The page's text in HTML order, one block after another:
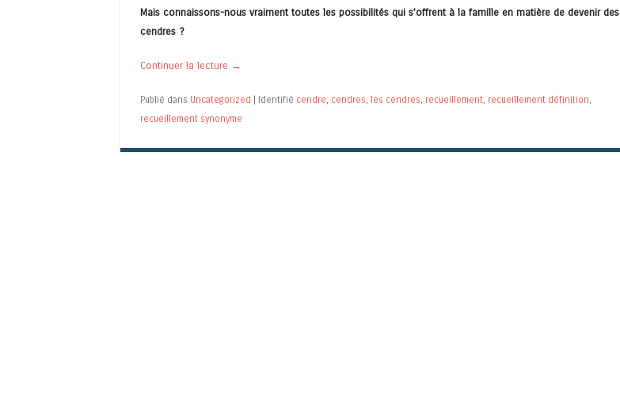
Mais connaissons-nous vraiment toutes les possibilités qui s’offrent à la famille en matière de devenir des
cendres ?
Continuer la lecture →
Publié dans Uncategorized Identifié cendre, cendres, les cendres, recueillement, recueillement définition,
recueillement synonyme